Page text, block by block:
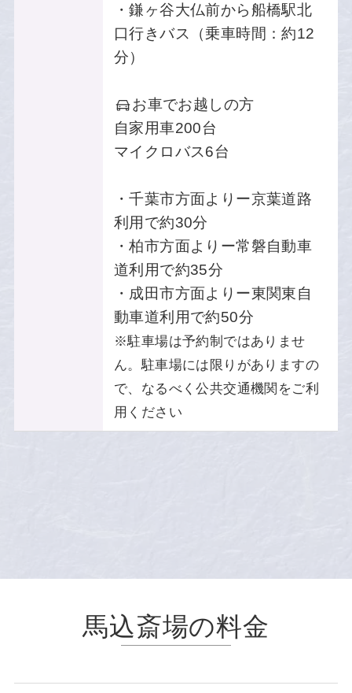
・鎌ヶ谷大仏前から船橋駅北
口行きバス（乗車時間：約12
分）
お車でお越しの方
自家用車200台
マイクロバス6台
・千葉市方面よりー京葉道路
利用で約30分
・柏市方面よりー常磐自動車
道利用で約35分
・成田市方面よりー東関東自
動車道利用で約50分
※駐車場は予約制ではありませ
ん。駐車場には限りがありますの
で、なるべく公共交通機関をご利
用ください
馬込斎場の料金